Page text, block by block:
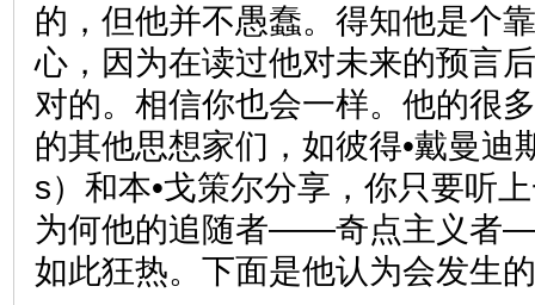
的，但他并不愚蠢。得知他是个
心，因为在读过他对未来的预言
对的。相信你也会一样。他的很
的其他思想家们，如彼得•戴曼迪
s）和本•戈策尔分享，你只要听
为何他的追随者——奇点主义者
如此狂热。下面是他认为会发生